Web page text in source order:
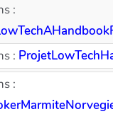
:
:
: